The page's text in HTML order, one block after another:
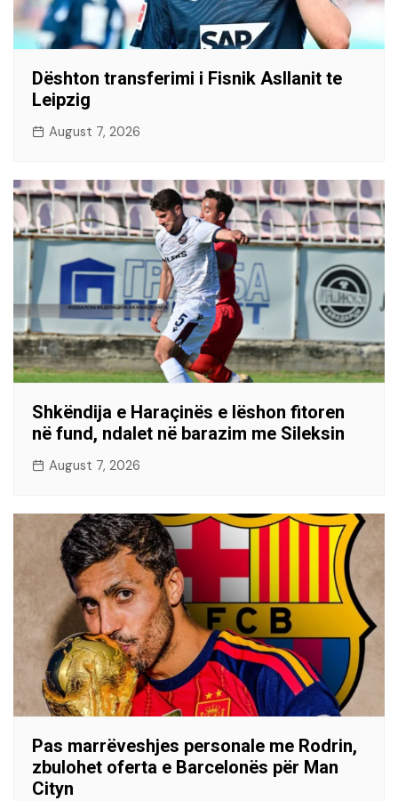
Dështon transferimi i Fisnik Asllanit te
Leipzig
August 7, 2026
Shkëndija e Haraçinës e lëshon fitoren
në fund, ndalet në barazim me Sileksin
August 7, 2026
Pas marrëveshjes personale me Rodrin,
zbulohet oferta e Barcelonës për Man
Cityn